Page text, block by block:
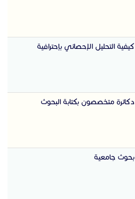
كيفية التحليل الإحصائي بإحترافية
دكاترة متخصصون بكتابة البحوث
بحوث جامعية